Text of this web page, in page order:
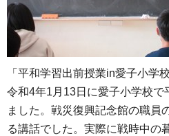
「平和学習出前授業in愛子小学校
令和4年1月13日に愛子小学校で
ました。戦災復興記念館の職員
る講話でした。実際に戦時中の